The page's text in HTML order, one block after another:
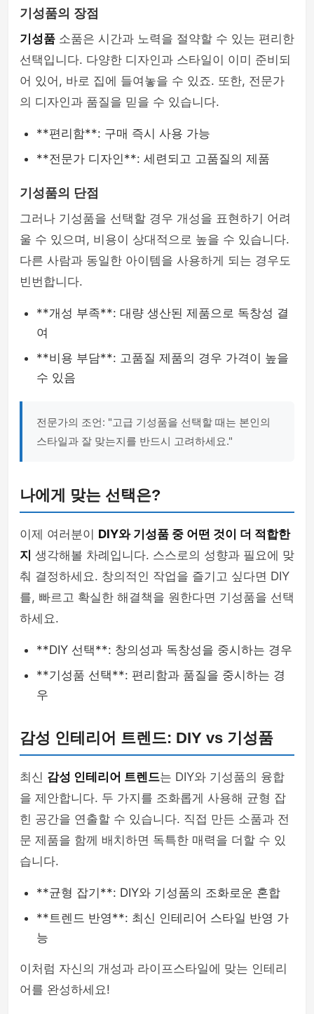
기성품의 장점
기성품 소품은 시간과 노력을 절약할 수 있는 편리한
선택입니다. 다양한 디자인과 스타일이 이미 준비되
어 있어, 바로 집에 들여놓을 수 있죠. 또한, 전문가
의 디자인과 품질을 믿을 수 있습니다.
**편리함**: 구매 즉시 사용 가능
**전문가 디자인**: 세련되고 고품질의 제품
기성품의 단점
그러나 기성품을 선택할 경우 개성을 표현하기 어려
울 수 있으며, 비용이 상대적으로 높을 수 있습니다.
다른 사람과 동일한 아이템을 사용하게 되는 경우도
빈번합니다.
**개성 부족**: 대량 생산된 제품으로 독창성 결
여
**비용 부담**: 고품질 제품의 경우 가격이 높을
수 있음
전문가의 조언: "고급 기성품을 선택할 때는 본인의
스타일과 잘 맞는지를 반드시 고려하세요."
나에게 맞는 선택은?
이제 여러분이 DIY와 기성품 중 어떤 것이 더 적합한
지 생각해볼 차례입니다. 스스로의 성향과 필요에 맞
춰 결정하세요. 창의적인 작업을 즐기고 싶다면 DIY
를, 빠르고 확실한 해결책을 원한다면 기성품을 선택
하세요.
**DIY 선택**: 창의성과 독창성을 중시하는 경우
**기성품 선택**: 편리함과 품질을 중시하는 경
우
감성 인테리어 트렌드: DIY vs 기성품
최신 감성 인테리어 트렌드는 DIY와 기성품의 융합
을 제안합니다. 두 가지를 조화롭게 사용해 균형 잡
힌 공간을 연출할 수 있습니다. 직접 만든 소품과 전
문 제품을 함께 배치하면 독특한 매력을 더할 수 있
습니다.
**균형 잡기**: DIY와 기성품의 조화로운 혼합
**트렌드 반영**: 최신 인테리어 스타일 반영 가
능
이처럼 자신의 개성과 라이프스타일에 맞는 인테리
어를 완성하세요!